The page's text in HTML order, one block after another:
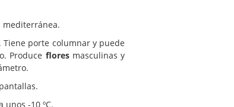
mediterránea.
porte columnar y puede
Produce floresmasculinas y
-10 ºC.